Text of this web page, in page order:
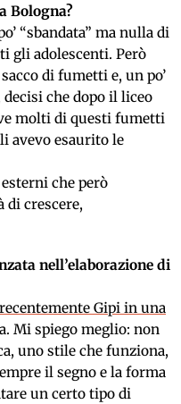
Bologna?
“sbandata” ma nulla di
gli adolescenti. Però
di fumetti e, un po’
decisi che dopo il liceo
molti di questi fumetti
avevo esaurito le
che però
di crescere,
nell’elaborazione di
Gipi in una
Mi spiego meglio: non
uno stile che funziona,
il segno e la forma
un certo tipo di